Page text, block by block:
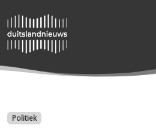
Categorieën
Politiek